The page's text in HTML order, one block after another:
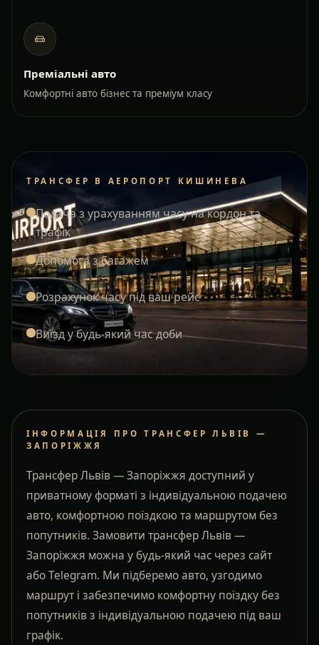
Преміальні авто
Комфортні авто бізнес та преміум класу
ТРАНСФЕР В АЕРОПОРТ КИШИНЕВА
Подача з урахуванням часу на кордон та
трафік
Допомога з багажем
Розрахунок часу під ваш рейс
Виїзд у будь-який час доби
ІНФОРМАЦІЯ ПРО ТРАНСФЕР ЛЬВІВ —
ЗАПОРІЖЖЯ
Трансфер Львів — Запоріжжя доступний у
приватному форматі з індивідуальною подачею
авто, комфортною поїздкою та маршрутом без
попутників. Замовити трансфер Львів —
Запоріжжя можна у будь-який час через сайт
або Telegram. Ми підберемо авто, узгодимо
маршрут і забезпечимо комфортну поїздку без
попутників з індивідуальною подачею під ваш
графік.